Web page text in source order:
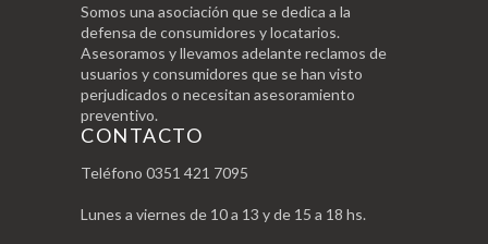
Somos una asociación que se dedica a la
defensa de consumidores y locatarios.
Asesoramos y llevamos adelante reclamos de
usuarios y consumidores que se han visto
perjudicados o necesitan asesoramiento
preventivo.
CONTACTO
Teléfono 0351 421 7095
Lunes a viernes de 10 a 13 y de 15 a 18 hs.